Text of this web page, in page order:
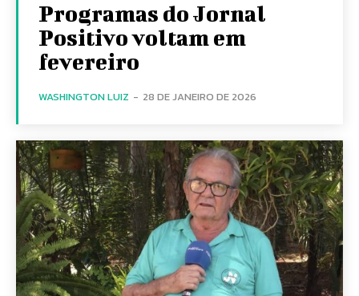
Programas do Jornal
Positivo voltam em
fevereiro
WASHINGTON LUIZ - 28 DE JANEIRO DE 2026